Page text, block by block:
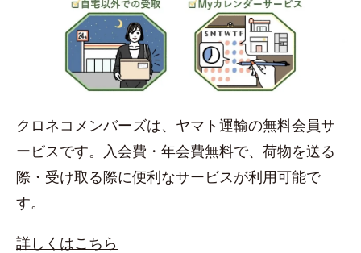
クロネコメンバーズは、ヤマト運輸の無料会員サ
ービスです。入会費・年会費無料で、荷物を送る
際・受け取る際に便利なサービスが利用可能で
す。
詳しくはこちら